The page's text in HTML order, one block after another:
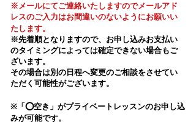
​※メールにてご連絡いたしますのでメールアド
レスのご入力はお間違いのないようにお願いい
たします。​
※先着順となりますので、お申し込みお支払い
のタイミングによっては確定できない場合もご
ざいます。
その場合は別の日程へ変更のご相談をさせてい
ただく可能性がございます。
※「⭕️空き」がプライベートレッスンのお申し込
みが可能です。